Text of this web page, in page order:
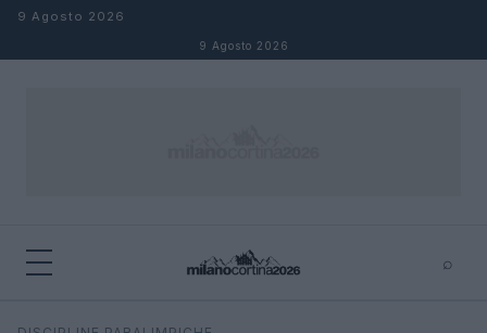
Salta al contenuto
9 Agosto 2026
9 Agosto 2026
⌕